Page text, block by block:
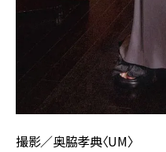
撮影／奥脇孝典〈UM〉